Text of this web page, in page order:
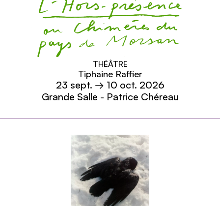
Dans la presse
Découvrir
L'hors présence
ou Chimères du pays de Morsan
THÉÂTRE
Tiphaine Raffier
23 sept. → 10 oct. 2026
Grande Salle - Patrice Chéreau